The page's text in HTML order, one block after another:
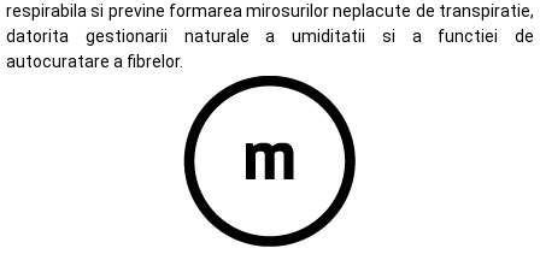
respirabila si previne formarea mirosurilor neplacute de transpiratie,
datorita gestionarii naturale a umiditatii si a functiei de
autocuratare a fibrelor.